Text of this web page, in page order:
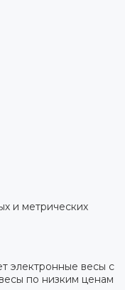
и метрических
электронные весы с
по низким ценам